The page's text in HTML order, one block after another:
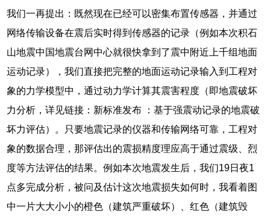
我们一再提出：既然现在已经可以密集布置传感器，并通过
网络传输设备在震后实时得到传感器的记录（例如本次积石
山地震中国地震台网中心就很快拿到了震中附近上千组地面
运动记录），我们直接把完整的地面运动记录输入到工程对
象的力学模型中，通过动力学计算其震害程度（即地震破坏
力分析，详见链接：新标准发布 ：基于强震动记录的地震破
坏力评估）。只要地震记录的仪器和传输网络可靠，工程对
象的数据合理，那评估出的震损精度理应高于通过震级、烈
度等方法评估的结果。例如本次地震发生后，我们19日夜1
点多完成分析，被问及估计这次地震损失如何时，我看着图
中一片大大小小的橙色（建筑严重破坏）、红色（建筑毁